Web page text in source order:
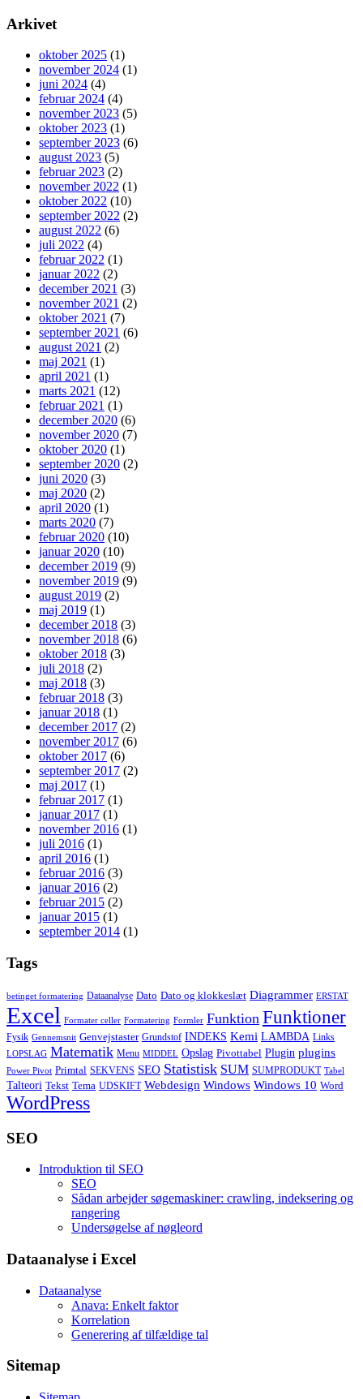
Arkivet
oktober 2025 (1)
november 2024 (1)
juni 2024 (4)
februar 2024 (4)
november 2023 (5)
oktober 2023 (1)
september 2023 (6)
august 2023 (5)
februar 2023 (2)
november 2022 (1)
oktober 2022 (10)
september 2022 (2)
august 2022 (6)
juli 2022 (4)
februar 2022 (1)
januar 2022 (2)
december 2021 (3)
november 2021 (2)
oktober 2021 (7)
september 2021 (6)
august 2021 (2)
maj 2021 (1)
april 2021 (1)
marts 2021 (12)
februar 2021 (1)
december 2020 (6)
november 2020 (7)
oktober 2020 (1)
september 2020 (2)
juni 2020 (3)
maj 2020 (2)
april 2020 (1)
marts 2020 (7)
februar 2020 (10)
januar 2020 (10)
december 2019 (9)
november 2019 (9)
august 2019 (2)
maj 2019 (1)
december 2018 (3)
november 2018 (6)
oktober 2018 (3)
juli 2018 (2)
maj 2018 (3)
februar 2018 (3)
januar 2018 (1)
december 2017 (2)
november 2017 (6)
oktober 2017 (6)
september 2017 (2)
maj 2017 (1)
februar 2017 (1)
januar 2017 (1)
november 2016 (1)
juli 2016 (1)
april 2016 (1)
februar 2016 (3)
januar 2016 (2)
februar 2015 (2)
januar 2015 (1)
september 2014 (1)
Tags
betinget formatering Dataanalyse Dato Dato og klokkeslæt Diagrammer ERSTAT
Excel Formater celler Formatering Formler Funktion Funktioner
Fysik Gennemsnit Genvejstaster Grundstof INDEKS Kemi LAMBDA Links
LOPSLAG Matematik Menu MIDDEL Opslag Pivottabel Plugin plugins
Power Pivot Primtal SEKVENS SEO Statistisk SUM SUMPRODUKT Tabel
Talteori Tekst Tema UDSKIFT Webdesign Windows Windows 10 Word
WordPress
SEO
Introduktion til SEO
SEO
Sådan arbejder søgemaskiner: crawling, indeksering og
rangering
Undersøgelse af nøgleord
Dataanalyse i Excel
Dataanalyse
Anava: Enkelt faktor
Korrelation
Generering af tilfældige tal
Sitemap